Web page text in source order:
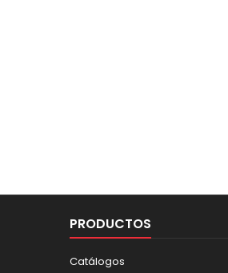
PRODUCTOS
Catálogos